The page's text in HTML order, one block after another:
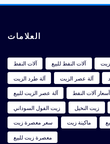
العلامات
آلات النفط آلات النفط للبيع
آلة طرد الزيت
آلة عصر الزيت
آلة عصر الزيت للبيع
أسعار آلات النفط
زيت الفول السوداني
زيت النخيل
سعر معصرة زيت
ماكينة زيت
معصرة زيت للبيع